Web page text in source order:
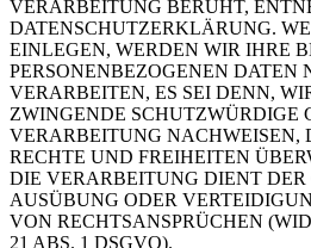
VERARBEITUNG BERUHT,
DATENSCHUTZERKLÄRUNG.
EINLEGEN, WERDEN WIR IHRE
PERSONENBEZOGENEN DATEN
VERARBEITEN, ES SEI DENN,
ZWINGENDE SCHUTZWÜRDIGE
VERARBEITUNG NACHWEISEN,
RECHTE UND FREIHEITEN
DIE VERARBEITUNG DIENT
AUSÜBUNG ODER
VON RECHTSANSPRÜCHEN
21 ABS. 1 DSGVO).